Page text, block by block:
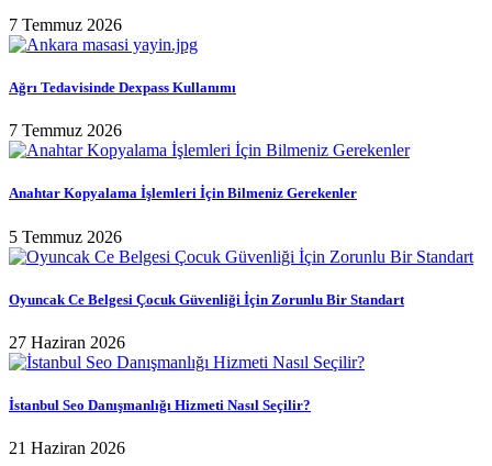
7 Temmuz 2026
Ağrı Tedavisinde Dexpass Kullanımı
7 Temmuz 2026
Anahtar Kopyalama İşlemleri İçin Bilmeniz Gerekenler
5 Temmuz 2026
Oyuncak Ce Belgesi Çocuk Güvenliği İçin Zorunlu Bir Standart
27 Haziran 2026
İstanbul Seo Danışmanlığı Hizmeti Nasıl Seçilir?
21 Haziran 2026